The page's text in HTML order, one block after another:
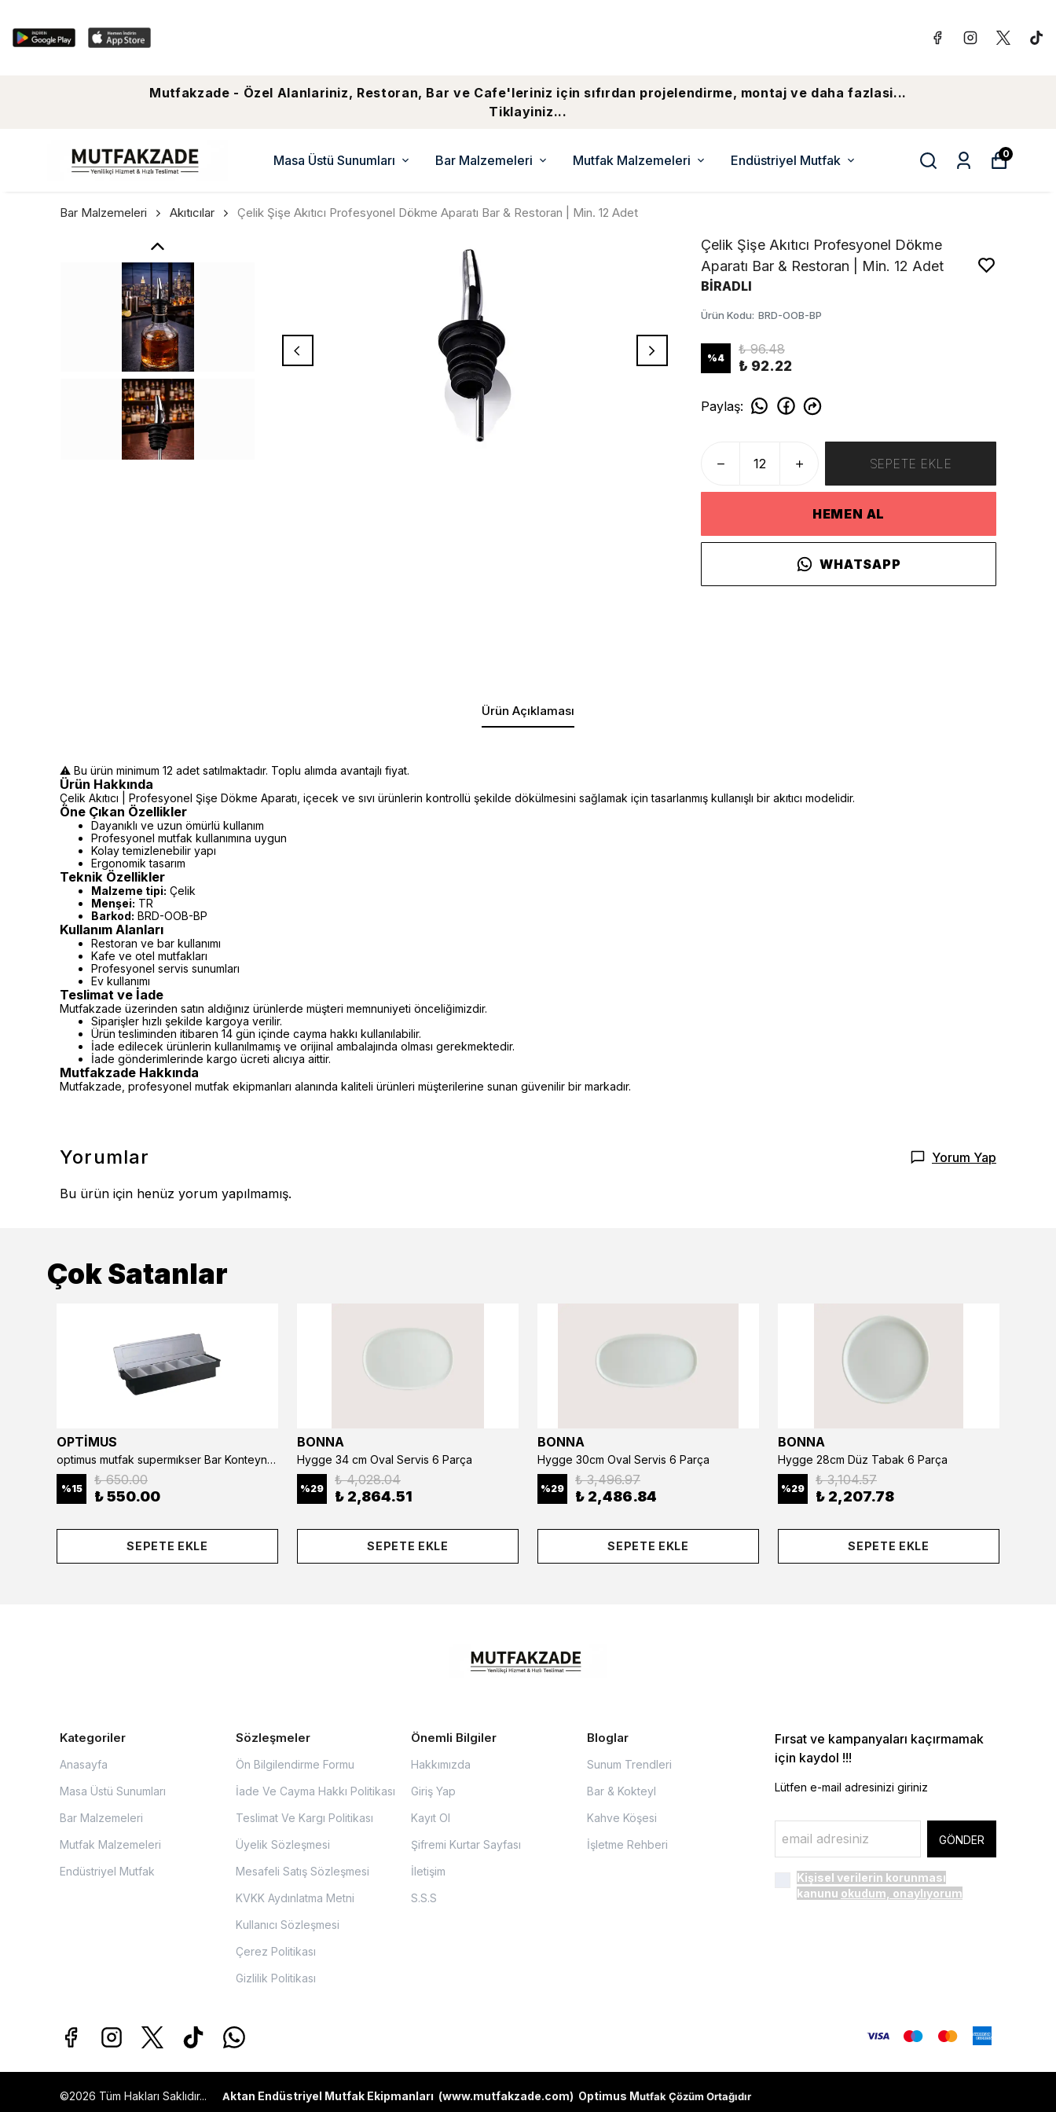
Mutfakzade - Özel Alanlariniz, Restoran, Bar ve Cafe'leriniz için sıfırdan projelendirme, montaj ve daha fazlasi...
Tiklayiniz...
Masa Üstü Sunumları Bar Malzemeleri Mutfak Malzemeleri Endüstriyel Mutfak 0
Bar Malzemeleri Akıtıcılar Çelik Şişe Akıtıcı Profesyonel Dökme Aparatı Bar & Restoran | Min. 12 Adet
Çelik Şişe Akıtıcı Profesyonel Dökme
Aparatı Bar & Restoran | Min. 12 Adet
BİRADLI
Ürün Kodu: BRD-OOB-BP
%4
₺ 96.48
₺ 92.22
Paylaş:
SEPETE EKLE
HEMEN AL
WHATSAPP
Ürün Açıklaması
⚠️ Bu ürün minimum 12 adet satılmaktadır. Toplu alımda avantajlı fiyat.
Ürün Hakkında
Çelik Akıtıcı | Profesyonel Şişe Dökme Aparatı, içecek ve sıvı ürünlerin kontrollü şekilde dökülmesini sağlamak için tasarlanmış kullanışlı bir akıtıcı modelidir.
Öne Çıkan Özellikler
Dayanıklı ve uzun ömürlü kullanım
Profesyonel mutfak kullanımına uygun
Kolay temizlenebilir yapı
Ergonomik tasarım
Teknik Özellikler
Malzeme tipi: Çelik
Menşei: TR
Barkod: BRD-OOB-BP
Kullanım Alanları
Restoran ve bar kullanımı
Kafe ve otel mutfakları
Profesyonel servis sunumları
Ev kullanımı
Teslimat ve İade
Mutfakzade üzerinden satın aldığınız ürünlerde müşteri memnuniyeti önceliğimizdir.
Siparişler hızlı şekilde kargoya verilir.
Ürün tesliminden itibaren 14 gün içinde cayma hakkı kullanılabilir.
İade edilecek ürünlerin kullanılmamış ve orijinal ambalajında olması gerekmektedir.
İade gönderimlerinde kargo ücreti alıcıya aittir.
Mutfakzade Hakkında
Mutfakzade, profesyonel mutfak ekipmanları alanında kaliteli ürünleri müşterilerine sunan güvenilir bir markadır.
Yorumlar Yorum Yap
Bu ürün için henüz yorum yapılmamış.
Çok Satanlar
OPTİMUS
optimus mutfak supermıkser Bar Konteyner 6'lı 50×16×9 cm Kapaklı Polikarbon Organizer Bar & Kafe
%15
₺ 650.00
₺ 550.00
SEPETE EKLE
BONNA
Hygge 34 cm Oval Servis 6 Parça
%29
₺ 4,028.04
₺ 2,864.51
SEPETE EKLE
BONNA
Hygge 30cm Oval Servis 6 Parça
%29
₺ 3,496.97
₺ 2,486.84
SEPETE EKLE
BONNA
Hygge 28cm Düz Tabak 6 Parça
%29
₺ 3,104.57
₺ 2,207.78
SEPETE EKLE
Kategoriler
Anasayfa
Masa Üstü Sunumları
Bar Malzemeleri
Mutfak Malzemeleri
Endüstriyel Mutfak
Sözleşmeler
Ön Bilgilendirme Formu
İade Ve Cayma Hakkı Politikası
Teslimat Ve Kargı Politikası
Üyelik Sözleşmesi
Mesafeli Satış Sözleşmesi
KVKK Aydınlatma Metni
Kullanıcı Sözleşmesi
Çerez Politikası
Gizlilik Politikası
Önemli Bilgiler
Hakkımızda
Giriş Yap
Kayıt Ol
Şifremi Kurtar Sayfası
İletişim
S.S.S
Bloglar
Sunum Trendleri
Bar & Kokteyl
Kahve Köşesi
İşletme Rehberi
Fırsat ve kampanyaları kaçırmamak
için kaydol !!!
Lütfen e-mail adresinizi giriniz
GÖNDER
Kişisel verilerin korunması
kanunu okudum, onaylıyorum
©2026 Tüm Hakları Saklıdır... Aktan Endüstriyel Mutfak Ekipmanları (www.mutfakzade.com) Optimus Mutfak Çözüm Ortağıdır